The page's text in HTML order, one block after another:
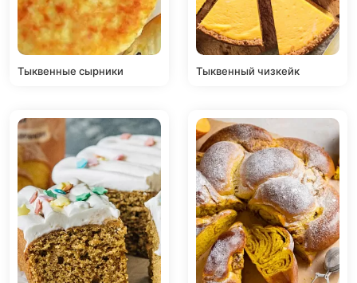
Тыквенные сырники Тыквенный чизкейк